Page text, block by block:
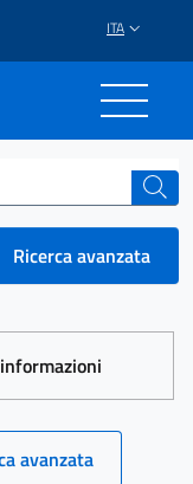
ITA
cerca
Ricerca avanzata
avanzata